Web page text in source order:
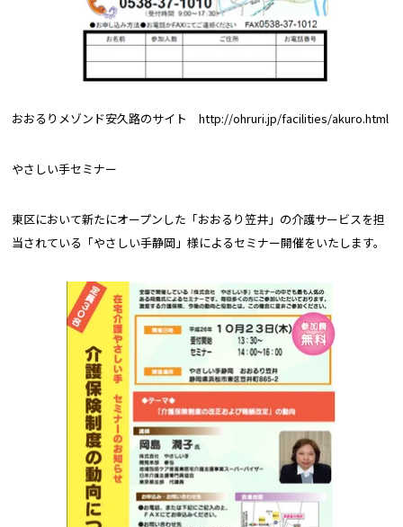
おおるりメゾンド安久路のサイトhttp://ohruri.jp/facilities/akuro.html
やさしい手セミナー
東区において新たにオープンした「おおるり笠井」の介護サービスを担
当されている「やさしい手静岡」様によるセミナー開催をいたします。